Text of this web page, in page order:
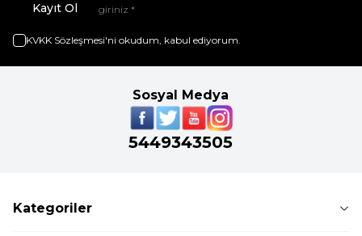
Kayıt Ol
KVKK Sözleşmesi'ni okudum, kabul ediyorum.
Sosyal Medya
5449343505
Kategoriler